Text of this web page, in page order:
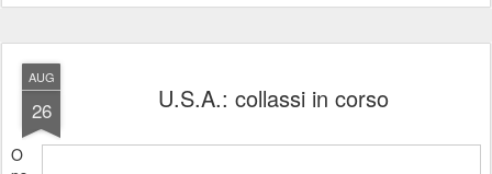
AUG
26 U.S.A.: collassi in corso
O